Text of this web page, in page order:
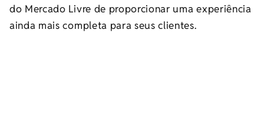
do Mercado Livre de proporcionar uma experiência
ainda mais completa para seus clientes.